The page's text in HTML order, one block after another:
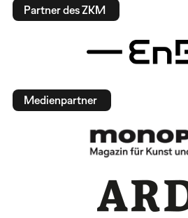
Partner des ZKM
Medienpartner